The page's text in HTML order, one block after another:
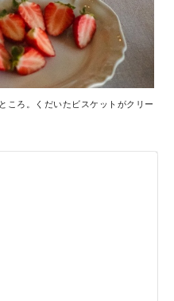
ころ。くだいたビスケットがクリー